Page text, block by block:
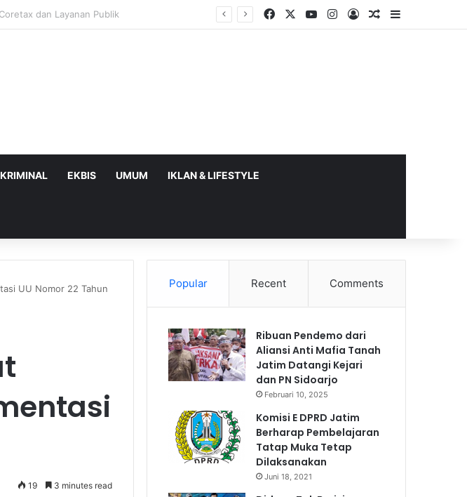
Pajak Rp56,3 Triliun pada 2026 FacebookYouTubeInstagram
Log InRandom Article
Sidebar
EKBIS UMUM IKLAN & LIFESTYLE
UU Nomor 22 Tahun
19 3 minutes read
Popular Recent Comments
Ribuan Pendemo dari
Aliansi Anti Mafia Tanah
Jatim Datangi Kejari
dan PN Sidoarjo
Februari 10, 2025
Komisi E DPRD Jatim
Berharap Pembelajaran
Tatap Muka Tetap
Dilaksanakan
Juni 18, 2021